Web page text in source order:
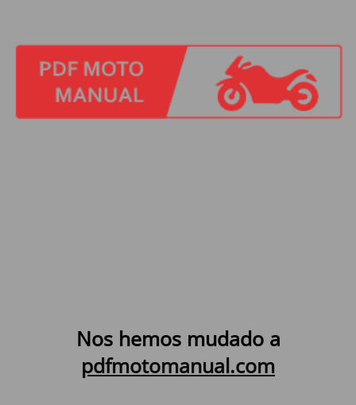
Nos hemos mudado a
pdfmotomanual.com